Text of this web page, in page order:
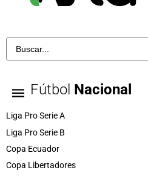
Fútbol Nacional
Liga Pro Serie A
Liga Pro Serie B
Copa Ecuador
Copa Libertadores